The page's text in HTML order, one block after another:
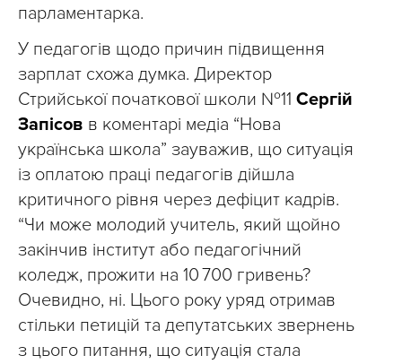
парламентарка.
У педагогів щодо причин підвищення
зарплат схожа думка. Директор
Стрийської початкової школи №11 Сергій
Запісов в коментарі медіа “Нова
українська школа” зауважив, що ситуація
із оплатою праці педагогів дійшла
критичного рівня через дефіцит кадрів.
“Чи може молодий учитель, який щойно
закінчив інститут або педагогічний
коледж, прожити на 10 700 гривень?
Очевидно, ні. Цього року уряд отримав
стільки петицій та депутатських звернень
з цього питання, що ситуація стала